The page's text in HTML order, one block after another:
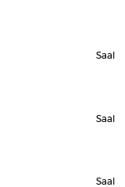
Saal
Saal
Saal